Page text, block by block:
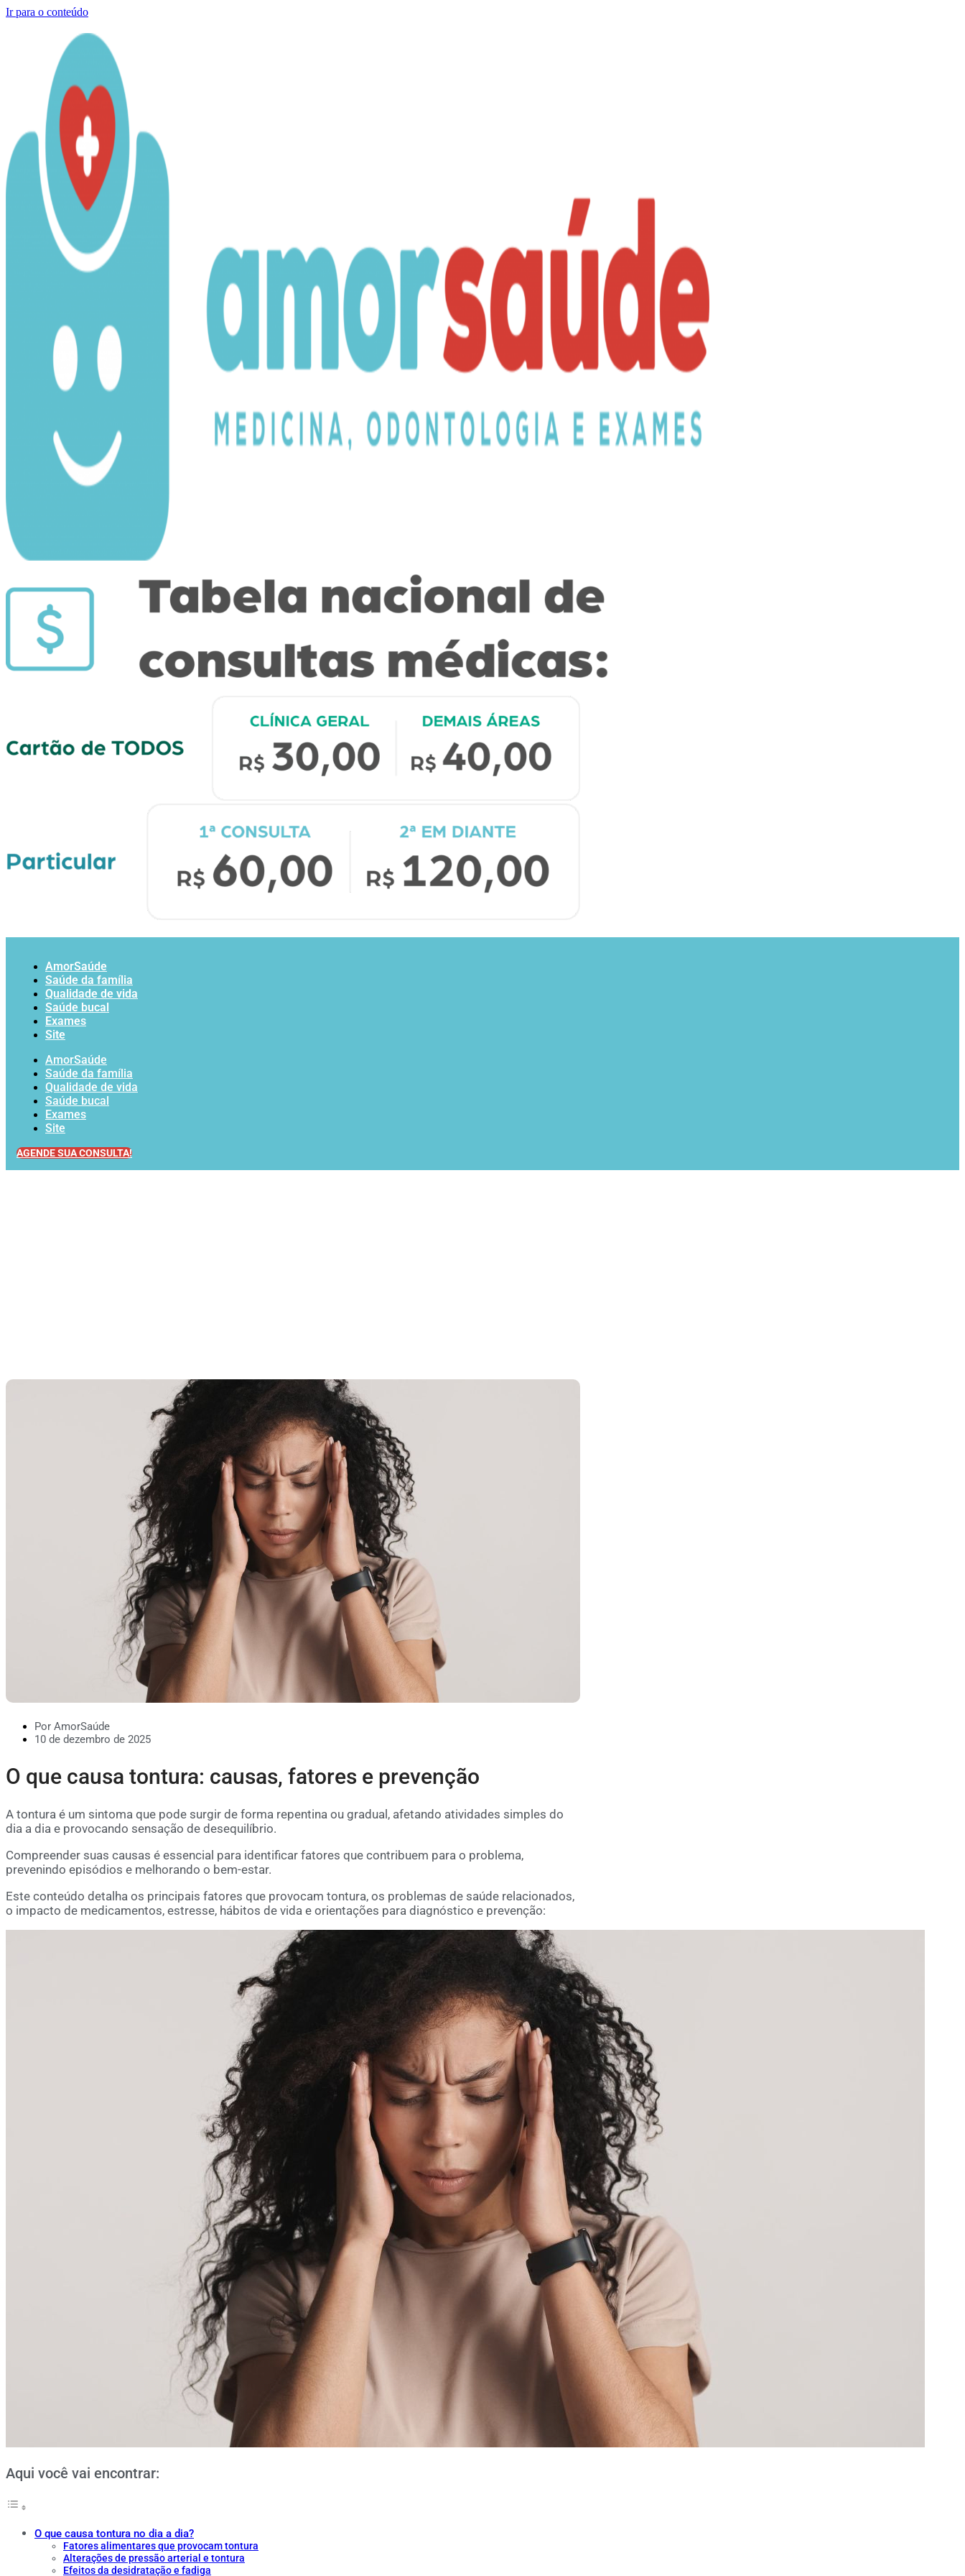
Ir para o conteúdo
AmorSaúde
Saúde da família
Qualidade de vida
Saúde bucal
Exames
Site
AmorSaúde
Saúde da família
Qualidade de vida
Saúde bucal
Exames
Site
AGENDE SUA CONSULTA!
Por AmorSaúde
10 de dezembro de 2025
O que causa tontura: causas, fatores e prevenção
A tontura é um sintoma que pode surgir de forma repentina ou gradual, afetando atividades simples do
dia a dia e provocando sensação de desequilíbrio.
Compreender suas causas é essencial para identificar fatores que contribuem para o problema,
prevenindo episódios e melhorando o bem-estar.
Este conteúdo detalha os principais fatores que provocam tontura, os problemas de saúde relacionados,
o impacto de medicamentos, estresse, hábitos de vida e orientações para diagnóstico e prevenção:
Aqui você vai encontrar:
O que causa tontura no dia a dia?
Fatores alimentares que provocam tontura
Alterações de pressão arterial e tontura
Efeitos da desidratação e fadiga